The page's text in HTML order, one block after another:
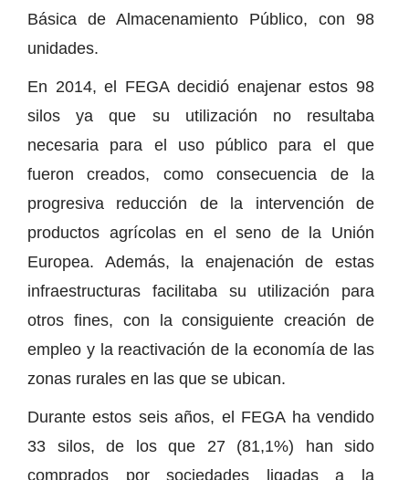
Básica de Almacenamiento Público, con 98
unidades.
En 2014, el FEGA decidió enajenar estos 98
silos ya que su utilización no resultaba
necesaria para el uso público para el que
fueron creados, como consecuencia de la
progresiva reducción de la intervención de
productos agrícolas en el seno de la Unión
Europea. Además, la enajenación de estas
infraestructuras facilitaba su utilización para
otros fines, con la consiguiente creación de
empleo y la reactivación de la economía de las
zonas rurales en las que se ubican.
Durante estos seis años, el FEGA ha vendido
33 silos, de los que 27 (81,1%) han sido
comprados por sociedades ligadas a la